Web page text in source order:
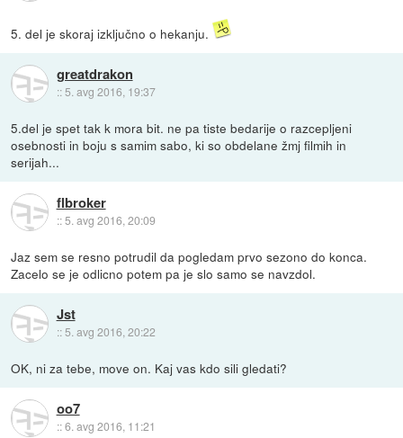
5. del je skoraj izključno o hekanju.
greatdrakon
:: 5. avg 2016, 19:37
5.del je spet tak k mora bit. ne pa tiste bedarije o razcepljeni
osebnosti in boju s samim sabo, ki so obdelane žmj filmih in
serijah...
flbroker
::5. avg 2016, 20:09
Jaz sem se resno potrudil da pogledam prvo sezono do konca.
Zacelo se je odlicno potem pa je slo samo se navzdol.
Jst
:: 5. avg 2016, 20:22
OK, ni za tebe, move on. Kaj vas kdo sili gledati?
oo7
::6. avg 2016, 11:21